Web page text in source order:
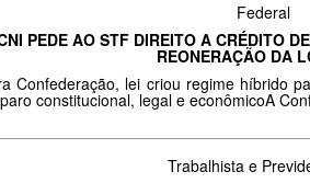
Federal
PEDE AO STF DIREITO A CRÉDITO
REONERAÇÃO DA
Confederação, lei criou regime híbrido
constitucional, legal e econômicoA
Trabalhista e